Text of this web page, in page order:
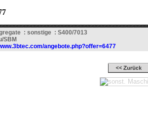
: sonstige : S400/7013
SBM
angebote.php?offer=6477